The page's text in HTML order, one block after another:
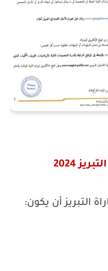
2024
التبريز أن يكون: